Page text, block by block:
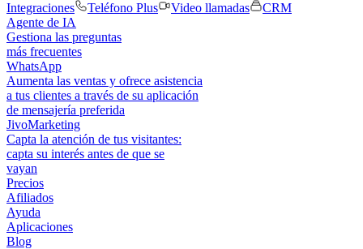
Integraciones
Teléfono Plus Video llamadas
CRM
Agente de IA
Gestiona las preguntas
más frecuentes
WhatsApp
Aumenta las ventas y ofrece asistencia
a tus clientes a través de su aplicación
de mensajería preferida
JivoMarketing
Capta la atención de tus visitantes:
capta su interés antes de que se
vayan
Precios
Afiliados
Ayuda
Aplicaciones
Blog